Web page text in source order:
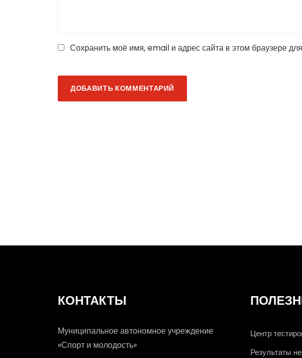
Сохранить моё имя, email и адрес сайта в этом браузере
ДОБАВИТЬ КОММЕНТАРИЙ
КОНТАКТЫ
Муниципальное автономное учреждение
«Спорт и молодость»
Центр
Результаты